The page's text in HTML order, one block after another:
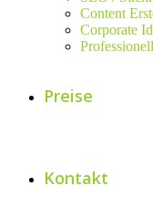
Content
Corporate
Preise
Kontakt